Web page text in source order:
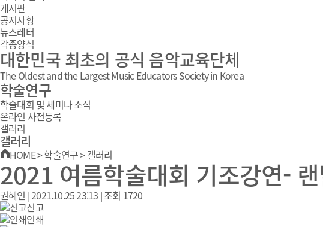
게시판
공지사항
뉴스레터
각종양식
대한민국 최초의 공식 음악교육단체
The Oldest and the Largest Music Educators Society in Korea
학술연구
학술대회 및 세미나 소식
온라인 사전등록
갤러리
갤러리
HOME>학술연구>갤러리
2021 여름학술대회 기조강연-
권혜인 |2021.10.25 23:13 |조회 1720
신고
인쇄